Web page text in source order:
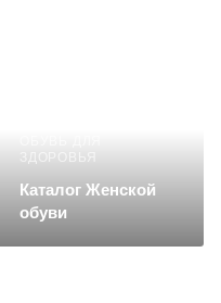
ЗДОРОВЬЯ
Каталог Женской
обуви